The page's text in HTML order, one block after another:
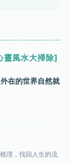
靈風水大掃除]
在的世界自然就
理，找回人生的流